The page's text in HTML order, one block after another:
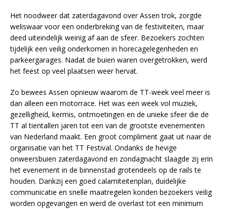
Het noodweer dat zaterdagavond over Assen trok, zorgde
weliswaar voor een onderbreking van de festiviteiten, maar
deed uiteindelijk weinig af aan de sfeer. Bezoekers zochten
tijdelijk een veilig onderkomen in horecagelegenheden en
parkeergarages. Nadat de buien waren overgetrokken, werd
het feest op veel plaatsen weer hervat.
Zo bewees Assen opnieuw waarom de TT-week veel meer is
dan alleen een motorrace. Het was een week vol muziek,
gezelligheid, kermis, ontmoetingen en de unieke sfeer die de
TT al tientallen jaren tot een van de grootste evenementen
van Nederland maakt. Een groot compliment gaat uit naar de
organisatie van het TT Festival. Ondanks de hevige
onweersbuien zaterdagavond en zondagnacht slaagde zij erin
het evenement in de binnenstad grotendeels op de rails te
houden. Dankzij een goed calamiteitenplan, duidelijke
communicatie en snelle maatregelen konden bezoekers veilig
worden opgevangen en werd de overlast tot een minimum